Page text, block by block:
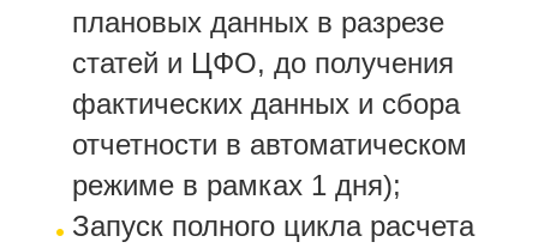
плановых данных в разрезе
статей и ЦФО, до получения
фактических данных и сбора
отчетности в автоматическом
режиме в рамках 1 дня);
Запуск полного цикла расчета